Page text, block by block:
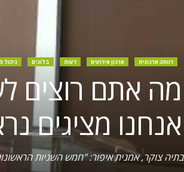
רווחה ארגונית ארגון אירועים דעות בלוגים ניהול
אנחנו מציגים
בתיה צוקר, אמנית איפור: "חמש השניות